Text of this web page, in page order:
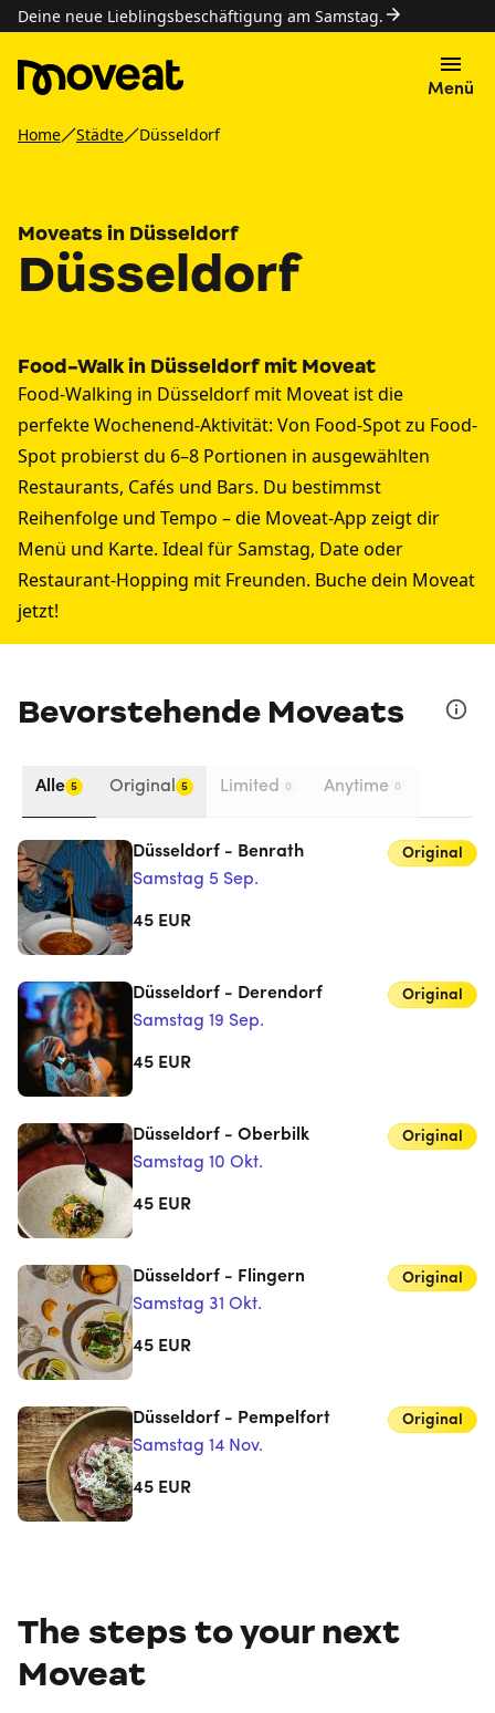
Deine neue Lieblingsbeschäftigung am Samstag.
Menü
Home Städte Düsseldorf
Moveats in Düsseldorf
Düsseldorf
Food-Walk in Düsseldorf mit Moveat
Food-Walking in Düsseldorf mit Moveat ist die
perfekte Wochenend-Aktivität: Von Food-Spot zu Food-
Spot probierst du 6–8 Portionen in ausgewählten
Restaurants, Cafés und Bars. Du bestimmst
Reihenfolge und Tempo – die Moveat-App zeigt dir
Menü und Karte. Ideal für Samstag, Date oder
Restaurant-Hopping mit Freunden. Buche dein Moveat
jetzt!
Bevorstehende Moveats
Alle 5 Original 5 Limited 0 Anytime 0
Düsseldorf - Benrath
Samstag 5 Sep.
Original
45 EUR
Düsseldorf - Derendorf
Samstag 19 Sep.
Original
45 EUR
Düsseldorf - Oberbilk
Samstag 10 Okt.
Original
45 EUR
Düsseldorf - Flingern
Samstag 31 Okt.
Original
45 EUR
Düsseldorf - Pempelfort
Samstag 14 Nov.
Original
45 EUR
The steps to your next
Moveat